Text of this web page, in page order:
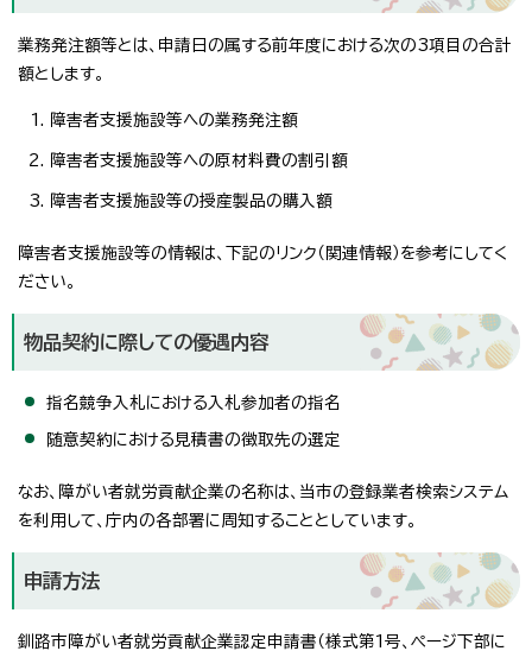
業務発注額等とは、申請日の属する前年度における次の3項目の合計
額とします。
障害者支援施設等への業務発注額
障害者支援施設等への原材料費の割引額
障害者支援施設等の授産製品の購入額
障害者支援施設等の情報は、下記のリンク（関連情報）を参考にしてく
ださい。
物品契約に際しての優遇内容
指名競争入札における入札参加者の指名
随意契約における見積書の徴取先の選定
なお、障がい者就労貢献企業の名称は、当市の登録業者検索システム
を利用して、庁内の各部署に周知することとしています。
申請方法
釧路市障がい者就労貢献企業認定申請書（様式第1号、ページ下部に